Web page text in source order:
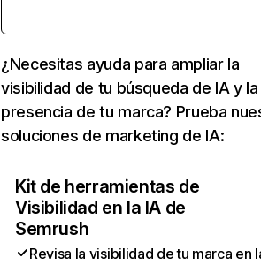
¿Necesitas ayuda para ampliar la
visibilidad de tu búsqueda de IA y la
presencia de tu marca? Prueba
soluciones de marketing de IA:
Kit de herramientas de
Visibilidad en la IA de
Semrush
Revisa la visibilidad de tu marca en